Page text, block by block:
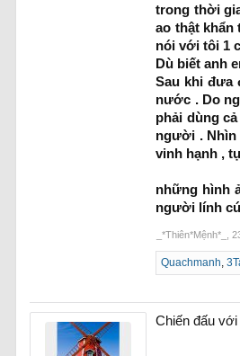
trong thời
ao thật khẩn
nói với tôi 1
Dù biết anh
Sau khi đưa
nước . Do
phải dùng
người . Nhìn
vinh hạnh ,
những hình
người lính
_*Thiên*Mệnh*_
Quachmanh,
Chiến đấu